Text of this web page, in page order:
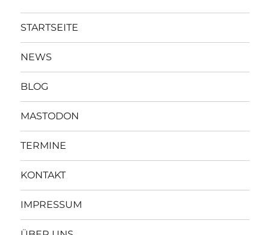
STARTSEITE
NEWS
BLOG
MASTODON
TERMINE
KONTAKT
IMPRESSUM